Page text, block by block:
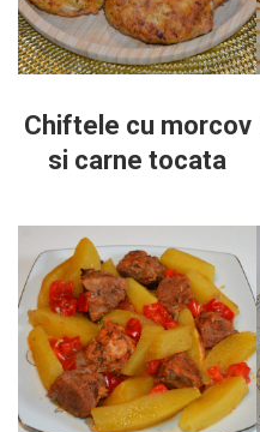
Chiftele cu morcov
si carne tocata